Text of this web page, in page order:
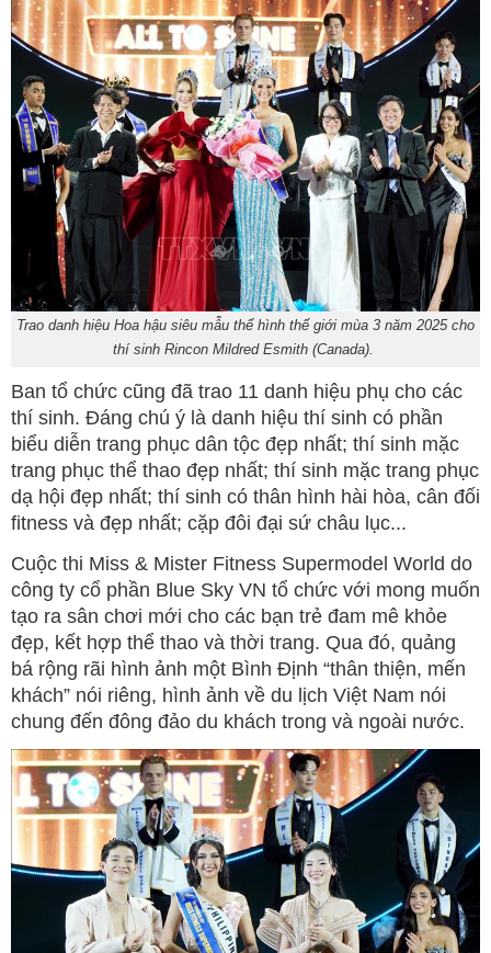
Trao danh hiệu Hoa hậu siêu mẫu thể hình thế giới mùa 3 năm 2025 cho
thí sinh Rincon Mildred Esmith (Canada).
Ban tổ chức cũng đã trao 11 danh hiệu phụ cho các
thí sinh. Đáng chú ý là danh hiệu thí sinh có phần
biểu diễn trang phục dân tộc đẹp nhất; thí sinh mặc
trang phục thể thao đẹp nhất; thí sinh mặc trang phục
dạ hội đẹp nhất; thí sinh có thân hình hài hòa, cân đối
fitness và đẹp nhất; cặp đôi đại sứ châu lục...
Cuộc thi Miss & Mister Fitness Supermodel World do
công ty cổ phần Blue Sky VN tổ chức với mong muốn
tạo ra sân chơi mới cho các bạn trẻ đam mê khỏe
đẹp, kết hợp thể thao và thời trang. Qua đó, quảng
bá rộng rãi hình ảnh một Bình Định “thân thiện, mến
khách” nói riêng, hình ảnh về du lịch Việt Nam nói
chung đến đông đảo du khách trong và ngoài nước.